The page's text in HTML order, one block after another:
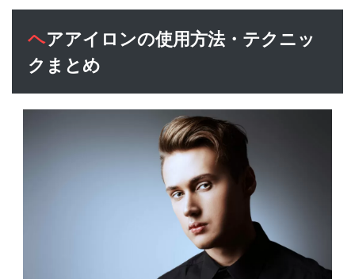
ヘアアイロンの使用方法・テクニッ
クまとめ